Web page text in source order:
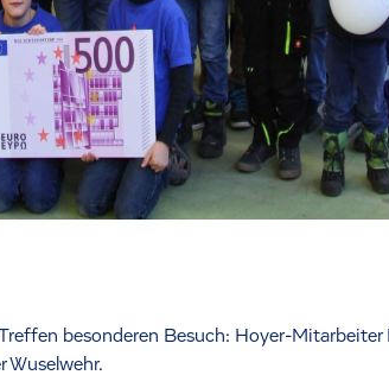
besonderen Besuch: Hoyer-Mitarbeiter
Wuselwehr.